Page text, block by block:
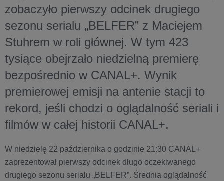
zobaczyło pierwszy odcinek drugiego
sezonu serialu „BELFER” z Maciejem
Stuhrem w roli głównej. W tym 423
tysiące obejrzało niedzielną premierę
bezpośrednio w CANAL+. Wynik
premierowej emisji na antenie stacji to
rekord, jeśli chodzi o oglądalność seriali i
filmów w całej historii CANAL+.
W niedzielę 22 października o godzinie 21:30 CANAL+
zaprezentował pierwszy odcinek długo oczekiwanego
drugiego sezonu serialu „BELFER”. Średnia oglądalność